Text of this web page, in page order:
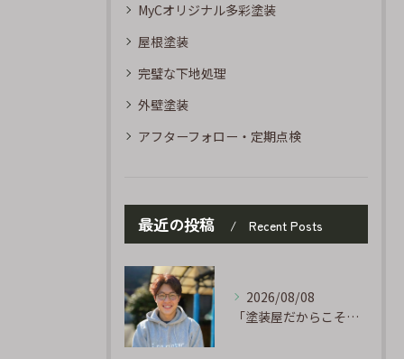
MyCオリジナル多彩塗装
屋根塗装
完璧な下地処理
外壁塗装
アフターフォロー・定期点検
最近の投稿 Recent Posts
2026/08/08
「塗装屋だからこそ分かる防水の話」〜下地処理が寿命を決める〜